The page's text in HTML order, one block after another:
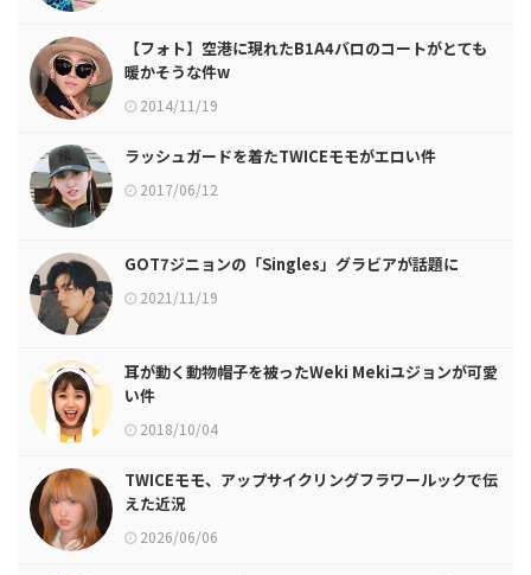
【フォト】空港に現れたB1A4バロのコートがとても
暖かそうな件w
2014/11/19
ラッシュガードを着たTWICEモモがエロい件
2017/06/12
GOT7ジニョンの「Singles」グラビアが話題に
2021/11/19
耳が動く動物帽子を被ったWeki Mekiユジョンが可愛
い件
2018/10/04
TWICEモモ、アップサイクリングフラワールックで伝
えた近況
2026/06/06